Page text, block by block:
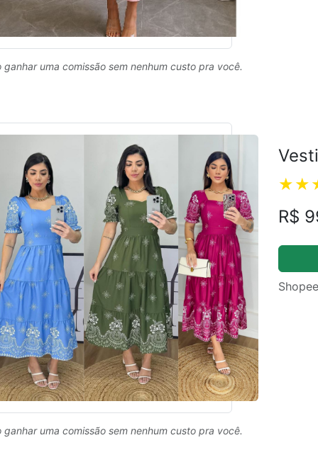
ganhar uma comissão sem nenhum custo pra você.
R$
ganhar uma comissão sem nenhum custo pra você.